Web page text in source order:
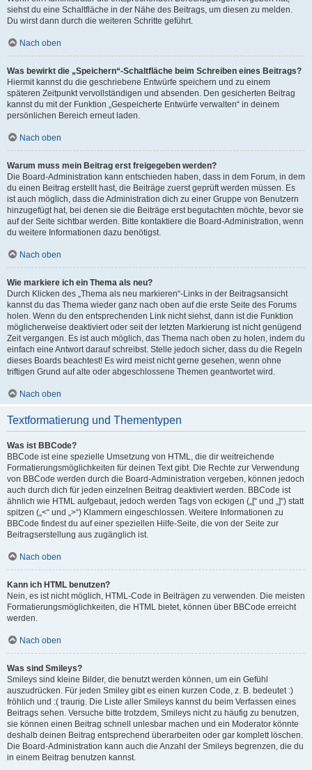
siehst du eine Schaltfläche in der Nähe des Beitrags, um diesen zu melden.
Du wirst dann durch die weiteren Schritte geführt.
Nach oben
Was bewirkt die „Speichern“-Schaltfläche beim Schreiben eines Beitrags?
Hiermit kannst du die geschriebene Entwürfe speichern und zu einem
späteren Zeitpunkt vervollständigen und absenden. Den gesicherten Beitrag
kannst du mit der Funktion „Gespeicherte Entwürfe verwalten“ in deinem
persönlichen Bereich erneut laden.
Nach oben
Warum muss mein Beitrag erst freigegeben werden?
Die Board-Administration kann entschieden haben, dass in dem Forum, in dem
du einen Beitrag erstellt hast, die Beiträge zuerst geprüft werden müssen. Es
ist auch möglich, dass die Administration dich zu einer Gruppe von Benutzern
hinzugefügt hat, bei denen sie die Beiträge erst begutachten möchte, bevor sie
auf der Seite sichtbar werden. Bitte kontaktiere die Board-Administration, wenn
du weitere Informationen dazu benötigst.
Nach oben
Wie markiere ich ein Thema als neu?
Durch Klicken des „Thema als neu markieren“-Links in der Beitragsansicht
kannst du das Thema wieder ganz nach oben auf die erste Seite des Forums
holen. Wenn du den entsprechenden Link nicht siehst, dann ist die Funktion
möglicherweise deaktiviert oder seit der letzten Markierung ist nicht genügend
Zeit vergangen. Es ist auch möglich, das Thema nach oben zu holen, indem du
einfach eine Antwort darauf schreibst. Stelle jedoch sicher, dass du die Regeln
dieses Boards beachtest! Es wird meist nicht gerne gesehen, wenn ohne
triftigen Grund auf alte oder abgeschlossene Themen geantwortet wird.
Nach oben
Textformatierung und Thementypen
Was ist BBCode?
BBCode ist eine spezielle Umsetzung von HTML, die dir weitreichende
Formatierungsmöglichkeiten für deinen Text gibt. Die Rechte zur Verwendung
von BBCode werden durch die Board-Administration vergeben, können jedoch
auch durch dich für jeden einzelnen Beitrag deaktiviert werden. BBCode ist
ähnlich wie HTML aufgebaut, jedoch werden Tags von eckigen („[“ und „]“) statt
spitzen („<“ und „>“) Klammern eingeschlossen. Weitere Informationen zu
BBCode findest du auf einer speziellen Hilfe-Seite, die von der Seite zur
Beitragserstellung aus zugänglich ist.
Nach oben
Kann ich HTML benutzen?
Nein, es ist nicht möglich, HTML-Code in Beiträgen zu verwenden. Die meisten
Formatierungsmöglichkeiten, die HTML bietet, können über BBCode erreicht
werden.
Nach oben
Was sind Smileys?
Smileys sind kleine Bilder, die benutzt werden können, um ein Gefühl
auszudrücken. Für jeden Smiley gibt es einen kurzen Code, z. B. bedeutet :)
fröhlich und :( traurig. Die Liste aller Smileys kannst du beim Verfassen eines
Beitrags sehen. Versuche bitte trotzdem, Smileys nicht zu häufig zu benutzen,
sie können einen Beitrag schnell unlesbar machen und ein Moderator könnte
deshalb deinen Beitrag entsprechend überarbeiten oder gar komplett löschen.
Die Board-Administration kann auch die Anzahl der Smileys begrenzen, die du
in einem Beitrag benutzen kannst.